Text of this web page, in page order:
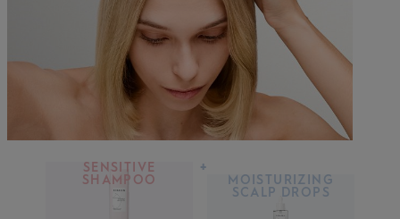
SENSITIVE
SHAMPOO
+
MOISTURIZING
SCALP DROPS